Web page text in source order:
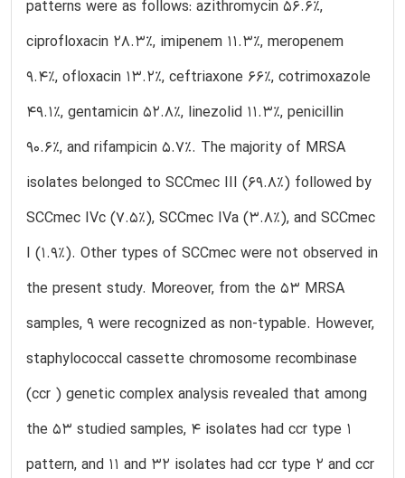
patterns were as follows: azithromycin 56.6%,
ciprofloxacin 28.3%, imipenem 11.3%, meropenem
9.4%, ofloxacin 13.2%, ceftriaxone 66%, cotrimoxazole
49.1%, gentamicin 52.8%, linezolid 11.3%, penicillin
90.6%, and rifampicin 5.7%. The majority of MRSA
isolates belonged to SCCmec III (69.8%) followed by
SCCmec IVc (7.5%), SCCmec IVa (3.8%), and SCCmec
I (1.9%). Other types of SCCmec were not observed in
the present study. Moreover, from the 53 MRSA
samples, 9 were recognized as non-typable. However,
staphylococcal cassette chromosome recombinase
(ccr ) genetic complex analysis revealed that among
the 53 studied samples, 4 isolates had ccr type 1
pattern, and 11 and 32 isolates had ccr type 2 and ccr